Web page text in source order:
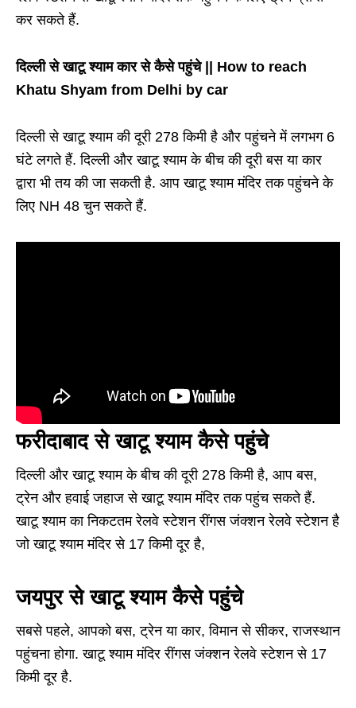
कर सकते हैं.
दिल्ली से खाटू श्याम कार से कैसे पहुंचे || How to reach
Khatu Shyam from Delhi by car
दिल्ली से खाटू श्याम की दूरी 278 किमी है और पहुंचने में लगभग 6
घंटे लगते हैं. दिल्ली और खाटू श्याम के बीच की दूरी बस या कार
द्वारा भी तय की जा सकती है. आप खाटू श्याम मंदिर तक पहुंचने के
लिए NH 48 चुन सकते हैं.
फरीदाबाद से खाटू श्याम कैसे पहुंचे
दिल्ली और खाटू श्याम के बीच की दूरी 278 किमी है, आप बस,
ट्रेन और हवाई जहाज से खाटू श्याम मंदिर तक पहुंच सकते हैं.
खाटू श्याम का निकटतम रेलवे स्टेशन रींगस जंक्शन रेलवे स्टेशन है
जो खाटू श्याम मंदिर से 17 किमी दूर है,
जयपुर से खाटू श्याम कैसे पहुंचे
सबसे पहले, आपको बस, ट्रेन या कार, विमान से सीकर, राजस्थान
पहुंचना होगा. खाटू श्याम मंदिर रींगस जंक्शन रेलवे स्टेशन से 17
किमी दूर है.